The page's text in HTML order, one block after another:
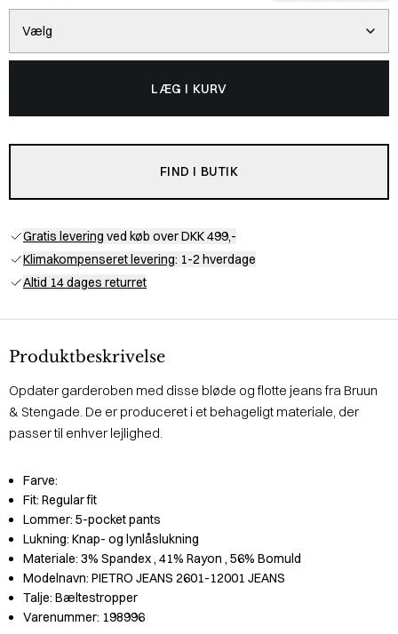
Vælg
LÆG I KURV
FIND I BUTIK
Gratis levering ved køb over DKK 499,-
Klimakompenseret levering: 1-2 hverdage
Altid 14 dages returret
Produktbeskrivelse
Opdater garderoben med disse bløde og flotte jeans fra Bruun
& Stengade. De er produceret i et behageligt materiale, der
passer til enhver lejlighed.
Farve:
Fit: Regular fit
Lommer: 5-pocket pants
Lukning: Knap- og lynlåslukning
Materiale: 3% Spandex, 41% Rayon , 56% Bomuld
Modelnavn: PIETRO JEANS 2601-12001 JEANS
Talje: Bæltestropper
Varenummer: 198996